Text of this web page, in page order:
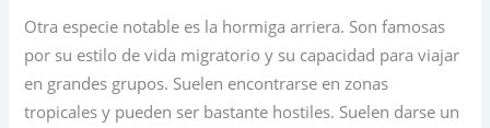
Otra especie notable es la hormiga arriera. Son famosas
por su estilo de vida migratorio y su capacidad para viajar
en grandes grupos. Suelen encontrarse en zonas
tropicales y pueden ser bastante hostiles. Suelen darse un